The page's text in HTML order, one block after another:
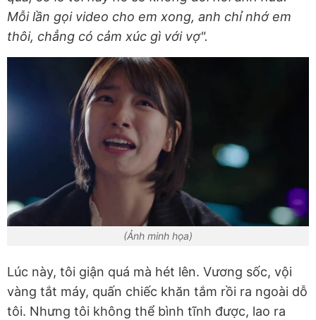
Mỗi lần gọi video cho em xong, anh chỉ nhớ em
thôi, chẳng có cảm xúc gì với vợ".
(Ảnh minh họa)
Lúc này, tôi giận quá mà hét lên. Vương sốc, vội
vàng tắt máy, quấn chiếc khăn tắm rồi ra ngoài dỗ
tôi. Nhưng tôi không thể bình tĩnh được, lao ra